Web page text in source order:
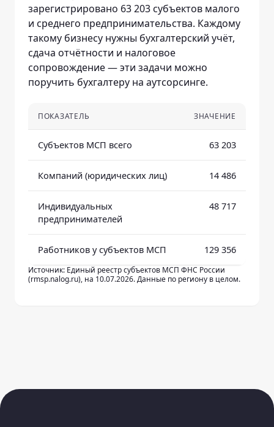
зарегистрировано 63 203 субъектов малого
и среднего предпринимательства. Каждому
такому бизнесу нужны бухгалтерский учёт,
сдача отчётности и налоговое
сопровождение — эти задачи можно
поручить бухгалтеру на аутсорсинге.
ПОКАЗАТЕЛЬ ЗНАЧЕНИЕ
Субъектов МСП всего 63 203
Компаний (юридических лиц) 14 486
Индивидуальных
предпринимателей
48 717
Работников у субъектов МСП 129 356
Источник: Единый реестр субъектов МСП ФНС России
(rmsp.nalog.ru), на 10.07.2026. Данные по региону в целом.